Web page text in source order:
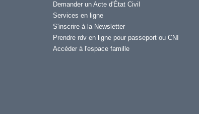
Demander un Acte d'État Civil
Services en ligne
S'inscrire à la Newsletter
Prendre rdv en ligne pour passeport ou CNI
Accéder à l'espace famille